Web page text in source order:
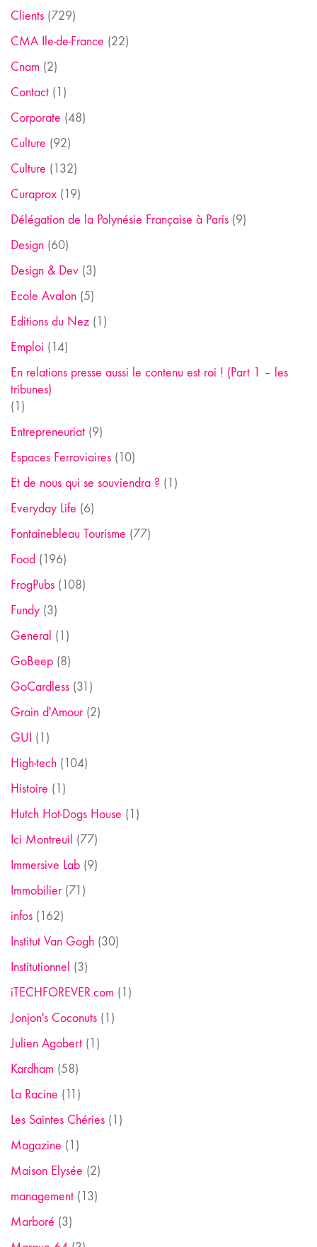
Clients (729)
CMA Ile-de-France (22)
Cnam (2)
Contact (1)
Corporate (48)
Culture (92)
Culture (132)
Curaprox (19)
Délégation de la Polynésie Française à Paris (9)
Design (60)
Design & Dev (3)
Ecole Avalon (5)
Editions du Nez (1)
Emploi (14)
En relations presse aussi le contenu est roi ! (Part 1 – les
tribunes)
(1)
Entrepreneuriat (9)
Espaces Ferroviaires (10)
Et de nous qui se souviendra ? (1)
Everyday Life (6)
Fontainebleau Tourisme (77)
Food (196)
FrogPubs (108)
Fundy (3)
General (1)
GoBeep (8)
GoCardless (31)
Grain d'Amour(2)
GUI (1)
High-tech (104)
Histoire (1)
Hutch Hot-Dogs House (1)
Ici Montreuil (77)
Immersive Lab (9)
Immobilier(71)
infos (162)
Institut Van Gogh (30)
Institutionnel (3)
iTECHFOREVER.com (1)
Jonjon's Coconuts (1)
Julien Agobert (1)
Kardham (58)
La Racine (11)
Les Saintes Chéries (1)
Magazine (1)
Maison Elysée (2)
management (13)
Marboré (3)